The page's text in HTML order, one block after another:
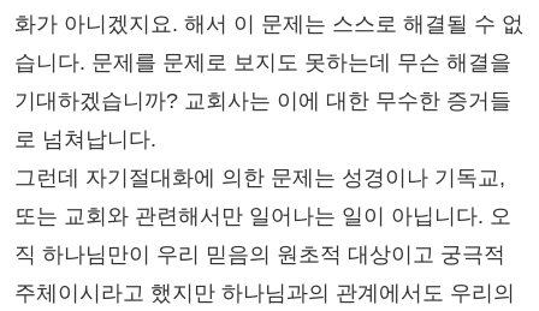
화가 아니겠지요. 해서 이 문제는 스스로 해결될 수 없
습니다. 문제를 문제로 보지도 못하는데 무슨 해결을
기대하겠습니까? 교회사는 이에 대한 무수한 증거들
로 넘쳐납니다.
그런데 자기절대화에 의한 문제는 성경이나 기독교,
또는 교회와 관련해서만 일어나는 일이 아닙니다. 오
직 하나님만이 우리 믿음의 원초적 대상이고 궁극적
주체이시라고 했지만 하나님과의 관계에서도 우리의